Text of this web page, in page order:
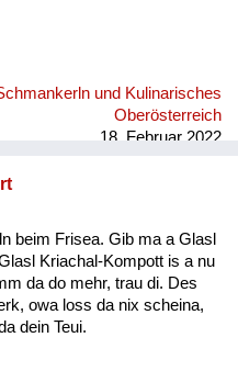
und Kulinarisches
Oberösterreich
18. Februar 2022
beim Frisea. Gib ma a Glasl
Kriachal-Kompott is a nu
da do mehr, trau di. Des
owa loss da nix scheina,
dein Teui.